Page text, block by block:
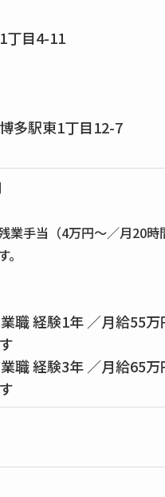
丁目4-11
多駅東1丁目12-7
業手当（4万円～／月20時
業職 経験1年 ／月給55
業職 経験3年 ／月給65